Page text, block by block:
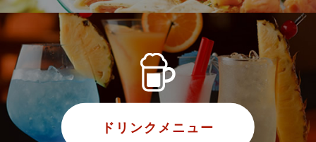
ドリンクメニュー